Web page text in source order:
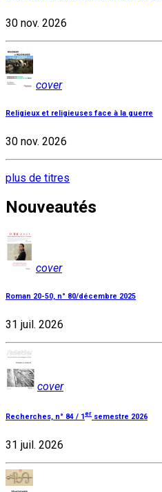
30 nov. 2026
cover
Religieux et religieuses face à la guerre
30 nov. 2026
plus de titres
Nouveautés
cover
Roman 20-50, n° 80/décembre 2025
31 juil. 2026
cover
Recherches, n° 84 / 1er semestre 2026
31 juil. 2026